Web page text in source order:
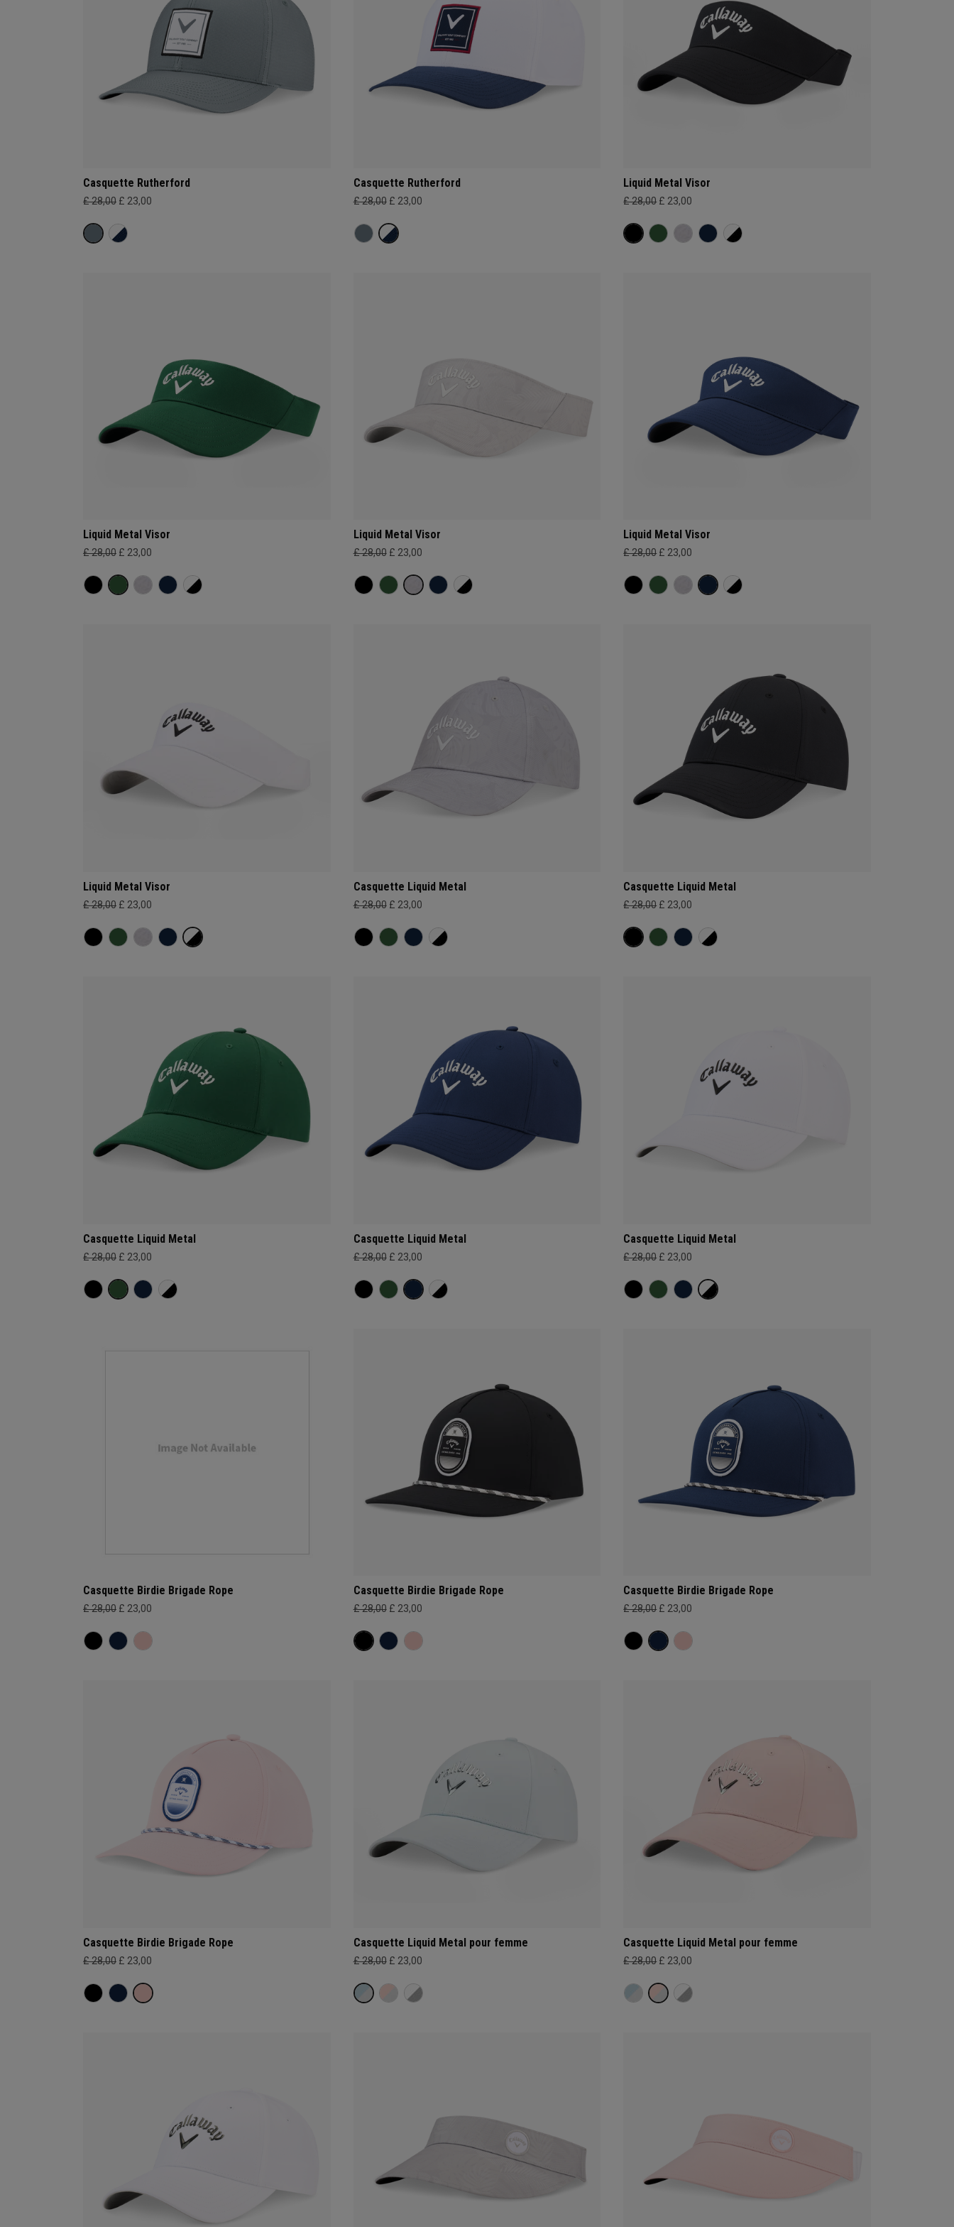
Casquette Rutherford
£ 28,00 £ 23,00
Casquette Rutherford
£ 28,00 £ 23,00
Liquid Metal Visor
£ 28,00 £ 23,00
Liquid Metal Visor
£ 28,00 £ 23,00
Liquid Metal Visor
£ 28,00 £ 23,00
Liquid Metal Visor
£ 28,00 £ 23,00
Liquid Metal Visor
£ 28,00 £ 23,00
Casquette Liquid Metal
£ 28,00 £ 23,00
Casquette Liquid Metal
£ 28,00 £ 23,00
Casquette Liquid Metal
£ 28,00 £ 23,00
Casquette Liquid Metal
£ 28,00 £ 23,00
Casquette Liquid Metal
£ 28,00 £ 23,00
Casquette Birdie Brigade Rope
£ 28,00 £ 23,00
Casquette Birdie Brigade Rope
£ 28,00 £ 23,00
Casquette Birdie Brigade Rope
£ 28,00 £ 23,00
Casquette Birdie Brigade Rope
£ 28,00 £ 23,00
Casquette Liquid Metal pour femme
£ 28,00 £ 23,00
Casquette Liquid Metal pour femme
£ 28,00 £ 23,00